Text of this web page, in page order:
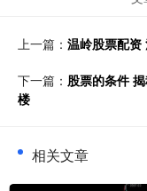
上一篇： 温岭股票配资
下一篇： 股票的条件
楼
相关文章